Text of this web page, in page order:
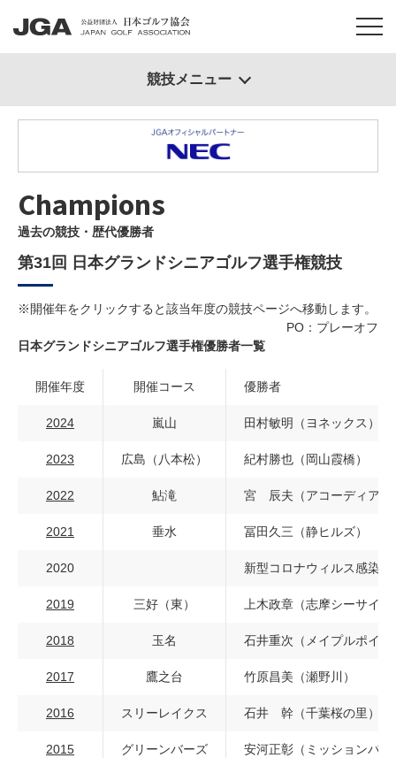
Champions
過去の競技・歴代優勝者
第31回 日本グランドシニアゴルフ選手権競技
※開催年をクリックすると該当年度の競技ページへ移動します。
PO：プレーオフ
日本グランドシニアゴルフ選手権優勝者一覧
開催年度 開催コース 優勝者
2024 嵐山 田村敏明（ヨネックス）
2023 広島（八本松） 紀村勝也（岡山霞橋）
2022 鮎滝 宮 辰夫（アコーディア・
2021 垂水 冨田久三（静ヒルズ）
2020 新型コロナウィルス感染
2019 三好（東） 上木政章（志摩シーサイド
2018 玉名 石井重次（メイプルポイン
2017 鷹之台 竹原昌美（瀬野川）
2016 スリーレイクス 石井 幹（千葉桜の里）
2015 グリーンバーズ 安河正彰（ミッションバレ
競技メニュー